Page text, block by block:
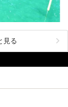
見る